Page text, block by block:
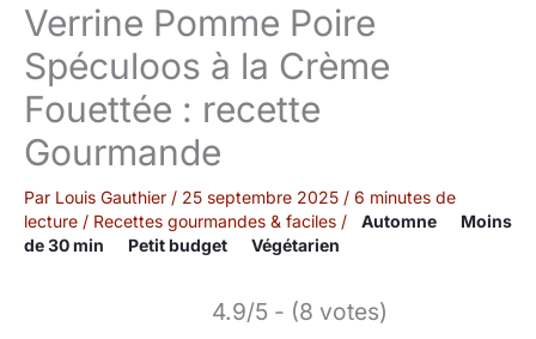
Verrine Pomme Poire
Spéculoos à la Crème
Fouettée : recette
Gourmande
Par Louis Gauthier / 25 septembre 2025 / 6 minutes de
lecture / Recettes gourmandes & faciles / Automne
Moins
de 30 min
Petit budget Végétarien
4.9/5 - (8 votes)